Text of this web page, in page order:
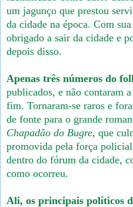
um jagunço que prestou
da cidade na época. Com
obrigado a sair da cidade e
depois disso.
Apenas três números do
publicados, e não contaram
fim. Tornaram-se raros e
de fonte para o grande
Chapadão do Bugre, que
promovida pela força
dentro do fórum da cidade,
como ocorreu.
Ali, os principais políticos